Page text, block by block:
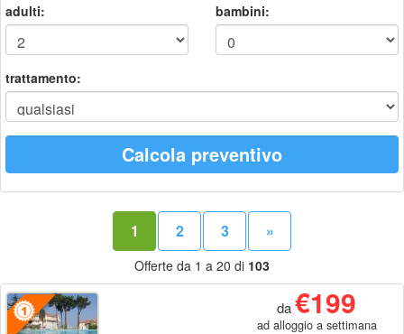
adulti: bambini:
trattamento:
Calcola preventivo
1 2 3 »
Offerte da 1 a 20 di 103
da€199
ad alloggio a settimana